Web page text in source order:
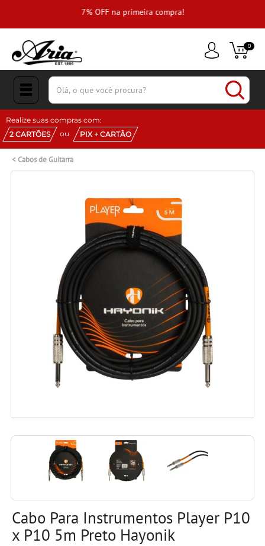
7% OFF na primeira compra!
0
(pesquisar)
Realize suas compras com:
2 CARTÕES
ou PIX + CARTÃO
<Cabos de Guitarra
Cabo Para Instrumentos Player P10
x P10 5m Preto Hayonik